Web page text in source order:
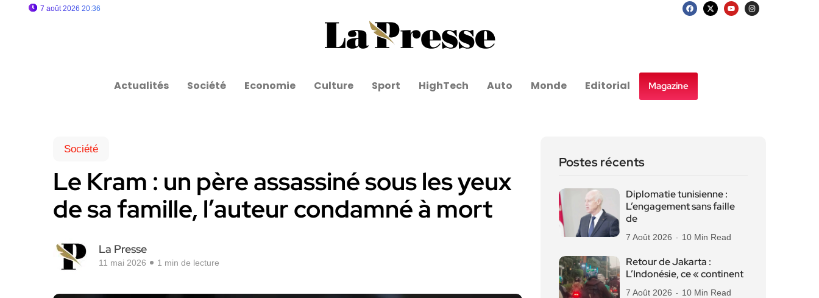
7 août 2026 20:36
Actualités Société Economie Culture Sport HighTech Auto Monde Editorial Magazine
Société
Le Kram : un père assassiné sous les yeux
de sa famille, l’auteur condamné à mort
La Presse
11 mai 2026 1 min de lecture
Postes récents
Diplomatie tunisienne :
L’engagement sans faille
de
7 Août 2026 10 Min Read
Retour de Jakarta :
L’Indonésie, ce « continent
7 Août 2026 10 Min Read